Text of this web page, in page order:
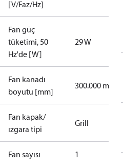
[V/Faz/Hz]
Fan güç
tüketimi, 50
Hz'de [W]
29 W
Fan kanadı
boyutu [mm]
300.000 mm
Fan kapak/
ızgara tipi
Grill
Fan sayısı 1